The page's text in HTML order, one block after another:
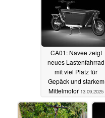
CA01: Navee zeigt
neues Lastenfahrrad
mit viel Platz für
Gepäck und starkem
Mittelmotor 13.09.2025